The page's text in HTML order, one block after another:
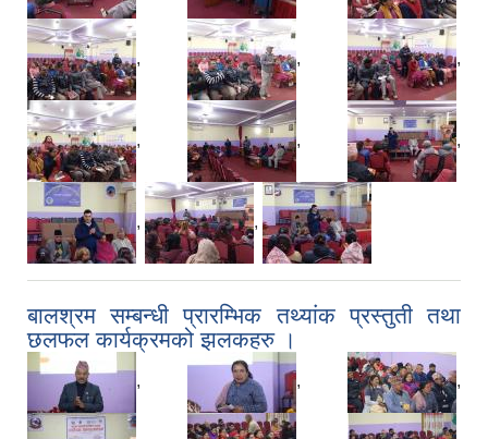
, , ,
, , ,
, ,
बालश्रम सम्बन्धी प्रारम्भिक तथ्यांक प्रस्तुती तथा
छलफल कार्यक्रमको झलकहरु ।
, , ,